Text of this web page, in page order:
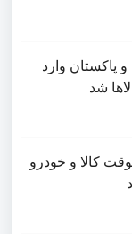
پاکستان وارد
شد
کالا و خودرو